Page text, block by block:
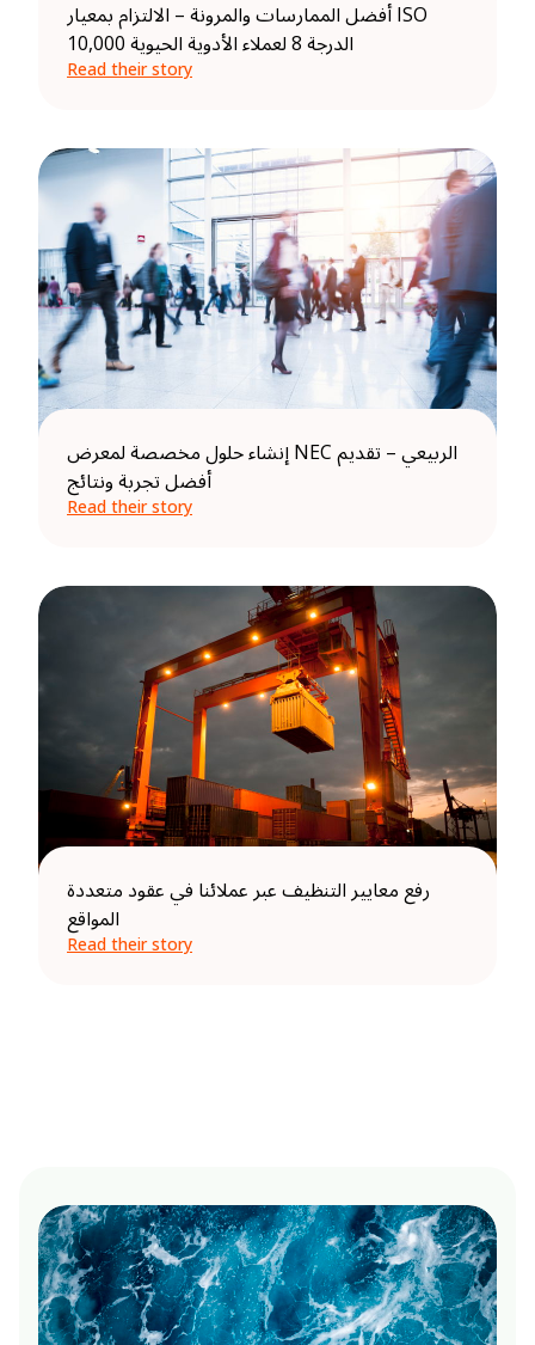
أفضل الممارسات والمرونة – الالتزام بمعيار ISO
10,000 الدرجة 8 لعملاء الأدوية الحيوية
Read their story
إنشاء حلول مخصصة لمعرض NEC الربيعي – تقديم
أفضل تجربة ونتائج
Read their story
رفع معايير التنظيف عبر عملائنا في عقود متعددة
المواقع
Read their story